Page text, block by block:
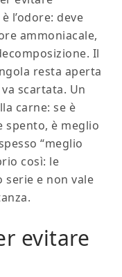
l’odore: deve
ammoniacale,
Il
resta aperta
scartata. Un
carne: se è
spento, è meglio
“meglio
così: le
e non vale
evitare